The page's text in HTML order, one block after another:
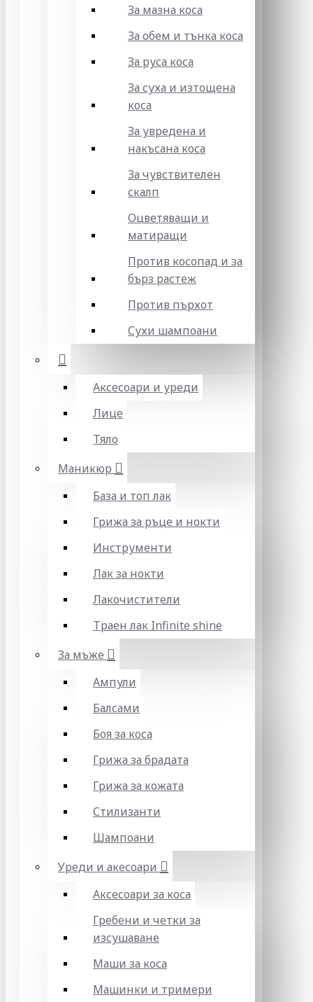
За мазна коса
За обем и тънка коса
За руса коса
За суха и изтощена
коса
За увредена и
накъсана коса
За чувствителен
скалп
Оцветяващи и
матиращи
Против косопад и за
бърз растеж
Против пърхот
Сухи шампоани
Аксесоари и уреди
Лице
Тяло
Маникюр
База и топ лак
Грижа за ръце и нокти
Инструменти
Лак за нокти
Лакочистители
Траен лак Infinite shine
За мъже
Ампули
Балсами
Боя за коса
Грижа за брадата
Грижа за кожата
Стилизанти
Шампоани
Уреди и акесоари
Аксесоари за коса
Гребени и четки за
изсушаване
Маши за коса
Машинки и тримери